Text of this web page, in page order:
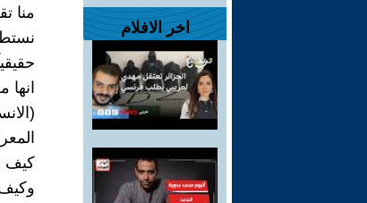
اخر الافلام
منا
كيف